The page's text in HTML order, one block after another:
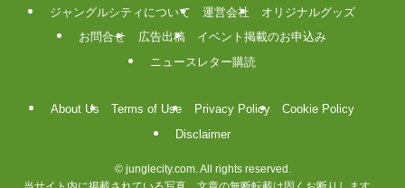
ジャングルシティについて 運営会社
オリジナルグッズ
お問合せ
広告出稿
イベント掲載のお申込み
ニュースレター購読
About Us Terms of Use Privacy Policy
Cookie Policy
Disclaimer
©junglecity.com. All rights reserved.